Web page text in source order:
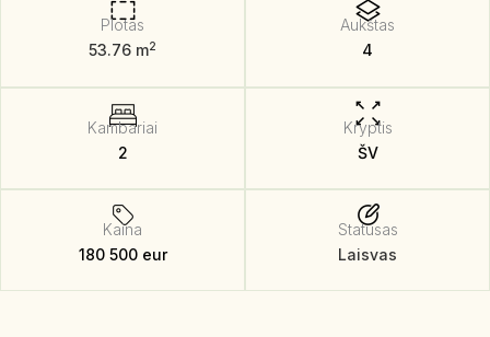
Plotas
53.76 m2
Aukštas
4
Kambariai
2
Kryptis
ŠV
Kaina
180 500 eur
Statusas
Laisvas